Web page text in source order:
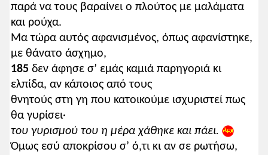
παρά να τους βαραίνει ο πλούτος με μαλάματα
και ρούχα.
Μα τώρα αυτός αφανισμένος, όπως αφανίστηκε,
με θάνατο άσχημο,
185 δεν άφησε σ’ εμάς καμιά παρηγοριά κι
ελπίδα, αν κάποιος από τους
θνητούς στη γη που κατοικούμε ισχυριστεί πως
θα γυρίσει·
του γυρισμού του η μέρα χάθηκε και πάει.
Όμως εσύ αποκρίσου σ’ ό,τι κι αν σε ρωτήσω,